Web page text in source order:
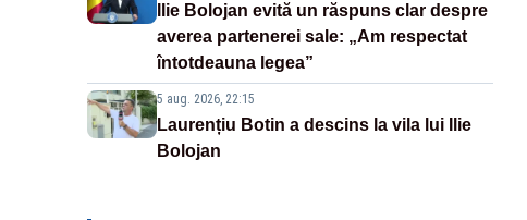
Ilie Bolojan evită un răspuns clar despre
averea partenerei sale: „Am respectat
întotdeauna legea”
5 aug. 2026, 22:15
Laurențiu Botin a descins la vila lui Ilie
Bolojan